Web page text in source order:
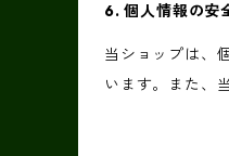
6. 個人情報の安
当ショップは、
います。また、